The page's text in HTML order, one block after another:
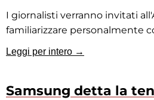
I giornalisti verranno invitati
familiarizzare personalmente
Leggi per intero →
Samsung detta la